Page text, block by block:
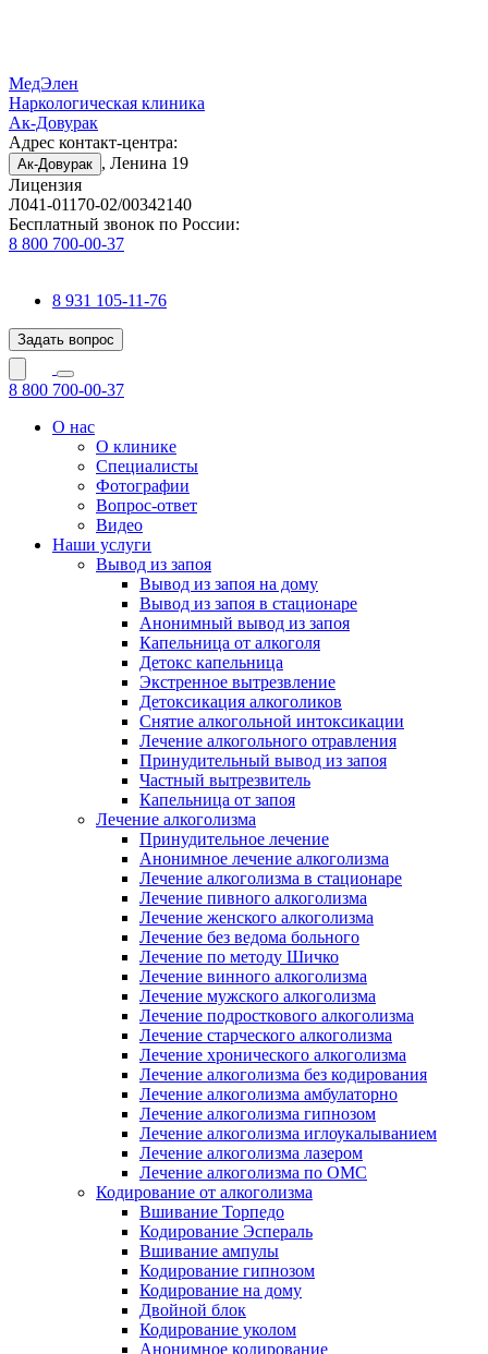
МедЭлен
Наркологическая клиника
Ак-Довурак
Адрес контакт-центра:
Ак-Довурак , Ленина 19
Лицензия
Л041-01170-02/00342140
Бесплатный звонок по России:
8 800 700-00-37
8 931 105-11-76
Задать вопрос
8 800 700-00-37
О нас
О клинике
Специалисты
Фотографии
Вопрос-ответ
Видео
Наши услуги
Вывод из запоя
Вывод из запоя на дому
Вывод из запоя в стационаре
Анонимный вывод из запоя
Капельница от алкоголя
Детокс капельница
Экстренное вытрезвление
Детоксикация алкоголиков
Снятие алкогольной интоксикации
Лечение алкогольного отравления
Принудительный вывод из запоя
Частный вытрезвитель
Капельница от запоя
Лечение алкоголизма
Принудительное лечение
Анонимное лечение алкоголизма
Лечение алкоголизма в стационаре
Лечение пивного алкоголизма
Лечение женского алкоголизма
Лечение без ведома больного
Лечение по методу Шичко
Лечение винного алкоголизма
Лечение мужского алкоголизма
Лечение подросткового алкоголизма
Лечение старческого алкоголизма
Лечение хронического алкоголизма
Лечение алкоголизма без кодирования
Лечение алкоголизма амбулаторно
Лечение алкоголизма гипнозом
Лечение алкоголизма иглоукалыванием
Лечение алкоголизма лазером
Лечение алкоголизма по ОМС
Кодирование от алкоголизма
Вшивание Торпедо
Кодирование Эспераль
Вшивание ампулы
Кодирование гипнозом
Кодирование на дому
Двойной блок
Кодирование уколом
Анонимное кодирование